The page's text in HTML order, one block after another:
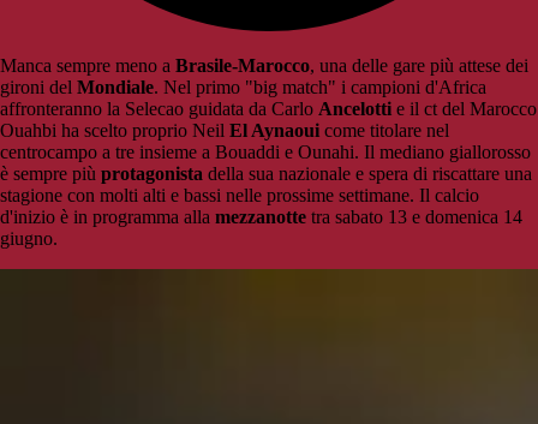
Manca sempre meno a Brasile-Marocco, una delle gare più attese dei
gironi del Mondiale. Nel primo "big match" i campioni d'Africa
affronteranno la Selecao guidata da Carlo Ancelotti e il ct del Marocco
Ouahbi ha scelto proprio Neil El Aynaoui come titolare nel
centrocampo a tre insieme a Bouaddi e Ounahi. Il mediano giallorosso
è sempre più protagonista della sua nazionale e spera di riscattare una
stagione con molti alti e bassi nelle prossime settimane. Il calcio
d'inizio è in programma alla mezzanotte tra sabato 13 e domenica 14
giugno.